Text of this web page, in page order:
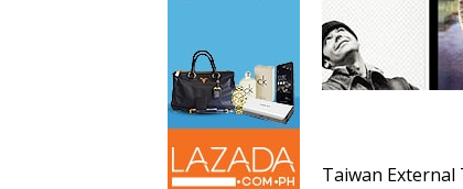
Taiwan External